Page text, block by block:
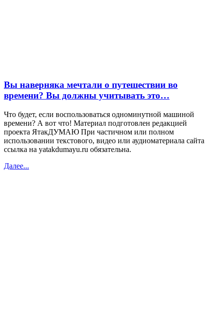
Вы наверняка мечтали о путешествии во
времени? Вы должны учитывать это…
Что будет, если воспользоваться одноминутной машиной
времени? А вот что! Материал подготовлен редакцией
проекта ЯтакДУМАЮ При частичном или полном
использовании текстового, видео или аудиоматериала сайта
ссылка на yatakdumayu.ru обязательна.
Далее...